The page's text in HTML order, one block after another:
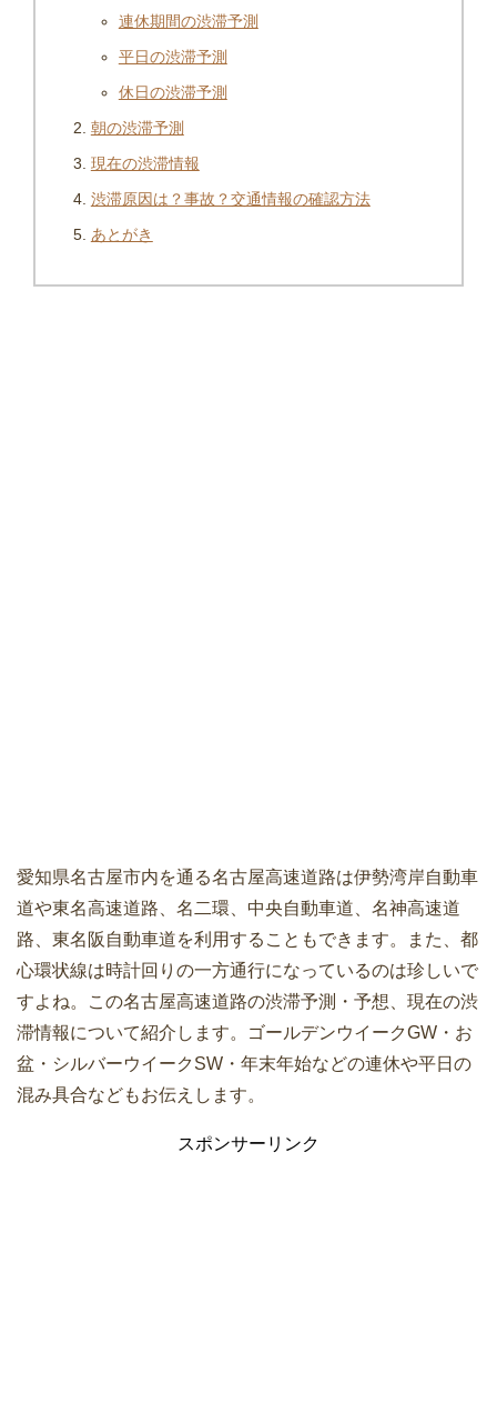
連休期間の渋滞予測
平日の渋滞予測
休日の渋滞予測
朝の渋滞予測
現在の渋滞情報
渋滞原因は？事故？交通情報の確認方法
あとがき
愛知県名古屋市内を通る名古屋高速道路は伊勢湾岸自動車
道や東名高速道路、名二環、中央自動車道、名神高速道
路、東名阪自動車道を利用することもできます。また、都
心環状線は時計回りの一方通行になっているのは珍しいで
すよね。この名古屋高速道路の渋滞予測・予想、現在の渋
滞情報について紹介します。ゴールデンウイークGW・お
盆・シルバーウイークSW・年末年始などの連休や平日の
混み具合などもお伝えします。
スポンサーリンク